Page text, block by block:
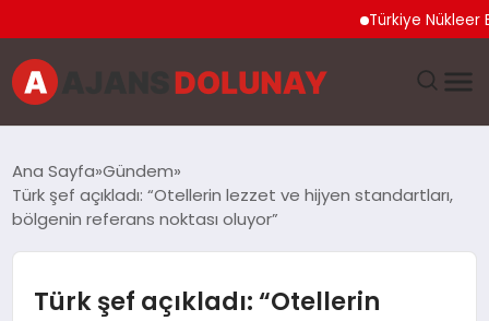
Türkiye Nükleer Bilim
EĞITIM
Ana Sayfa Gündem
Türk şef açıkladı: “Otellerin lezzet ve hijyen standartları,
bölgenin referans noktası oluyor”
Türk şef açıkladı: “Otellerin